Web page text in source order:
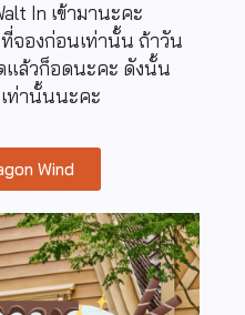
In เข้ามานะคะ
จองก่อนเท่านั้น ถ้าวัน
แล้วก็อดนะคะ ดังนั้น
ท่านั้นนะคะ
Wind